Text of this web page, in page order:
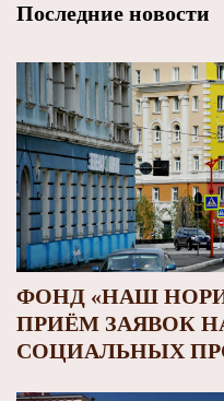
Последние новости
ФОНД «НАШ
ПРИЁМ ЗАЯВОК
СОЦИАЛЬНЫХ